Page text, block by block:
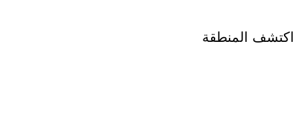
اكتشف المنطقة